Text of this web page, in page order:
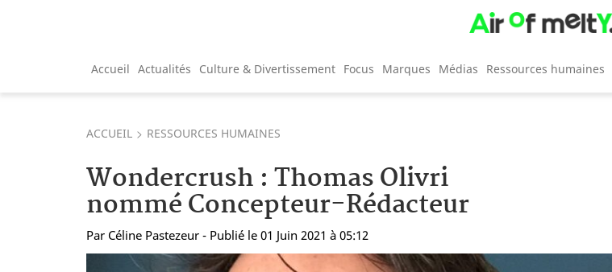
Accueil Actualités Culture & Divertissement Focus Marques Médias Ressources humaines
ACCUEIL RESSOURCES HUMAINES
Wondercrush : Thomas Olivri
nommé Concepteur-Rédacteur
Par Céline Pastezeur - Publié le 01 Juin 2021 à 05:12